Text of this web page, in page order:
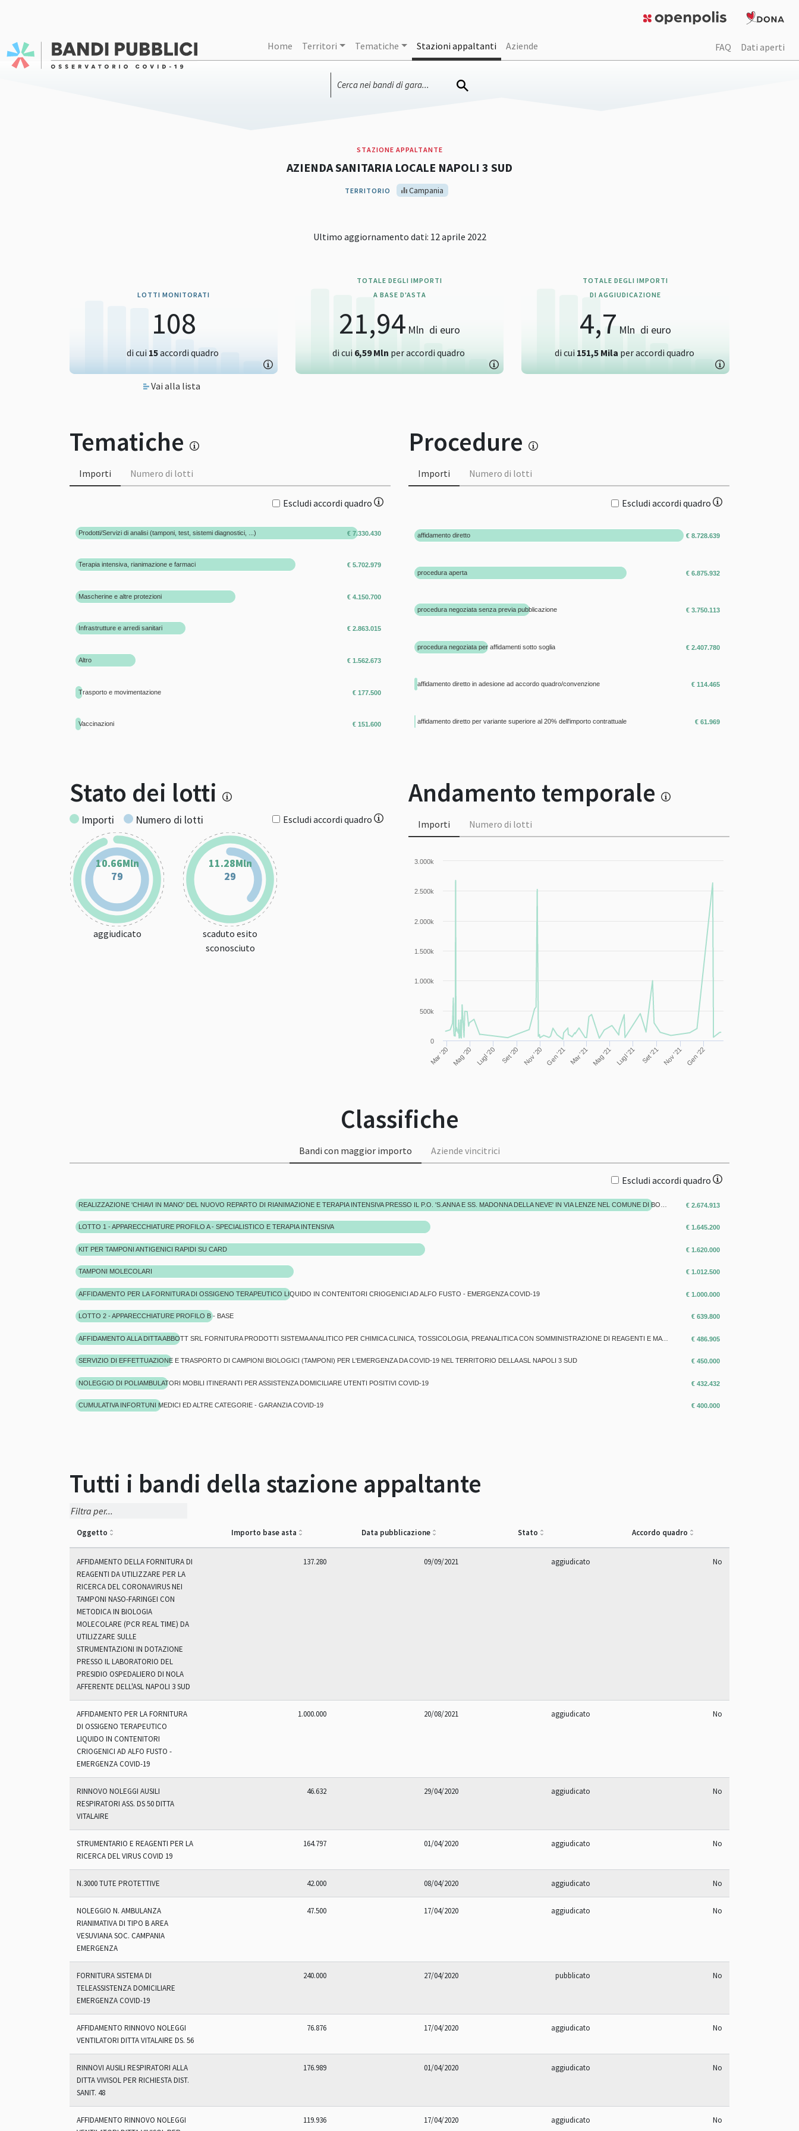
Home Territori Tematiche Stazioni appaltanti Aziende FAQ Dati aperti
STAZIONE APPALTANTE
AZIENDA SANITARIA LOCALE NAPOLI 3 SUD
TERRITORIO Campania
Ultimo aggiornamento dati: 12 aprile 2022
LOTTI MONITORATI
108
di cui 15accordi quadro
Vai alla lista
TOTALE DEGLI IMPORTI
A BASE D'ASTA
21,94 Mln di euro
di cui 6,59 Mln per accordi quadro
TOTALE DEGLI IMPORTI
DI AGGIUDICAZIONE
4,7 Mln di euro
di cui 151,5 Mila per accordi quadro
Tematiche
Importi Numero di lotti
Escludi accordi quadro
Prodotti/Servizi di analisi (tamponi, test, sistemi diagnostici, ...)
Terapia intensiva, rianimazione e farmaci
Mascherine e altre protezioni
Infrastrutture e arredi sanitari
Altro
Trasporto e movimentazione
Vaccinazioni
€ 4.150.700
€ 5.702.979
€ 2.863.015
€ 177.500
€ 7.330.430
€ 1.562.673
€ 151.600
Procedure
Importi Numero di lotti
Escludi accordi quadro
affidamento diretto
procedura aperta
procedura negoziata senza previa pubblicazione
procedura negoziata per affidamenti sotto soglia
affidamento diretto in adesione ad accordo quadro/convenzione
affidamento diretto per variante superiore al 20% dell'importo contrattuale
€ 6.875.932
€ 3.750.113
€ 8.728.639
€ 114.465
€ 61.969
€ 2.407.780
Stato dei lotti
Escludi accordi quadro
Importi Numero di lotti
10.66Mln
10.66Mln
79
79
aggiudicato
11.28Mln
11.28Mln
29
29
scaduto esito
sconosciuto
Andamento temporale
Importi Numero di lotti
Mar '20 Mag '20 Lugl '20 Set '20 Nov '20 Gen '21 Mar '21 Mag '21 Lugl '21 Set '21 Nov '21 Gen '22
0
500k
1.000k
1.500k
2.000k
2.500k
3.000k
Classifiche
Bandi con maggior importo Aziende vincitrici
Escludi accordi quadro
LOTTO 1 - APPARECCHIATURE PROFILO A - SPECIALISTICO E TERAPIA INTENSIVA
KIT PER TAMPONI ANTIGENICI RAPIDI SU CARD
TAMPONI MOLECOLARI
AFFIDAMENTO PER LA FORNITURA DI OSSIGENO TERAPEUTICO LIQUIDO IN CONTENITORI CRIOGENICI AD ALFO FUSTO - EMERGENZA COVID-19
LOTTO 2 - APPARECCHIATURE PROFILO B - BASE
AFFIDAMENTO ALLA DITTA ABBOTT SRL FORNITURA PRODOTTI SISTEMA ANALITICO PER CHIMICA CLINICA, TOSSICOLOGIA, PREANALITICA CON SOMMINISTRAZIONE DI REAGENTI E MATERIALI DI CONSUMO DEDICATI AI SENSI D.LGS N.50/2016 ART.63 COMMA 3 LETT. B.
SERVIZIO DI EFFETTUAZIONE E TRASPORTO DI CAMPIONI BIOLOGICI (TAMPONI) PER L'EMERGENZA DA COVID-19 NEL TERRITORIO DELLA ASL NAPOLI 3 SUD
NOLEGGIO DI POLIAMBULATORI MOBILI ITINERANTI PER ASSISTENZA DOMICILIARE UTENTI POSITIVI COVID-19
CUMULATIVA INFORTUNI MEDICI ED ALTRE CATEGORIE - GARANZIA COVID-19
€ 2.674.913
€ 1.645.200
€ 1.620.000
€ 1.012.500
€ 1.000.000
€ 639.800
€ 486.905
€ 450.000
€ 432.432
€ 400.000
Tutti i bandi della stazione appaltante
Oggetto Importo base asta Data pubblicazione Stato Accordo quadro
AFFIDAMENTO DELLA FORNITURA DI
REAGENTI DA UTILIZZARE PER LA
RICERCA DEL CORONAVIRUS NEI
TAMPONI NASO-FARINGEI CON
METODICA IN BIOLOGIA
MOLECOLARE (PCR REAL TIME) DA
UTILIZZARE SULLE
STRUMENTAZIONI IN DOTAZIONE
PRESSO IL LABORATORIO DEL
PRESIDIO OSPEDALIERO DI NOLA
AFFERENTE DELL'ASL NAPOLI 3 SUD
137.280 09/09/2021 aggiudicato No
AFFIDAMENTO PER LA FORNITURA
DI OSSIGENO TERAPEUTICO
LIQUIDO IN CONTENITORI
CRIOGENICI AD ALFO FUSTO -
EMERGENZA COVID-19
1.000.000 20/08/2021 aggiudicato No
RINNOVO NOLEGGI AUSILI
RESPIRATORI ASS. DS 50 DITTA
VITALAIRE
46.632 29/04/2020 aggiudicato No
STRUMENTARIO E REAGENTI PER LA
RICERCA DEL VIRUS COVID 19
164.797 01/04/2020 aggiudicato No
N.3000 TUTE PROTETTIVE 42.000 08/04/2020 aggiudicato No
NOLEGGIO N. AMBULANZA
RIANIMATIVA DI TIPO B AREA
VESUVIANA SOC. CAMPANIA
EMERGENZA
47.500 17/04/2020 aggiudicato No
FORNITURA SISTEMA DI
TELEASSISTENZA DOMICILIARE
EMERGENZA COVID-19
240.000 27/04/2020 pubblicato No
AFFIDAMENTO RINNOVO NOLEGGI
VENTILATORI DITTA VITALAIRE DS. 56
76.876 17/04/2020 aggiudicato No
RINNOVI AUSILI RESPIRATORI ALLA
DITTA VIVISOL PER RICHIESTA DIST.
SANIT. 48
176.989 01/04/2020 aggiudicato No
AFFIDAMENTO RINNOVO NOLEGGI
119.936 17/04/2020 aggiudicato No